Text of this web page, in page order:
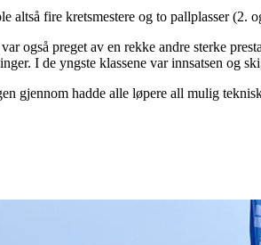
altså fire kretsmestere og to pallplasser (2.
også preget av en rekke andre sterke
I de yngste klassene var innsatsen og
gjennom hadde alle løpere all mulig